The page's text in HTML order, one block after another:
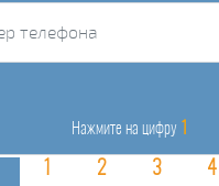
Нажмите на цифру 1